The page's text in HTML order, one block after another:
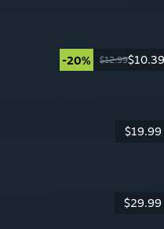
-20% $12.99$10.39
$19.99
$29.99